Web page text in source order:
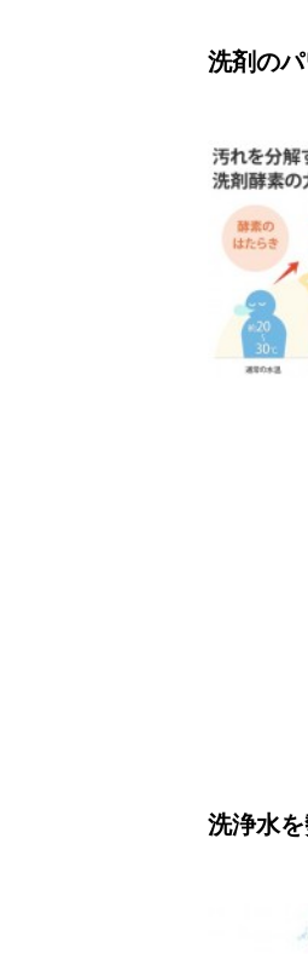
洗剤の
洗浄水